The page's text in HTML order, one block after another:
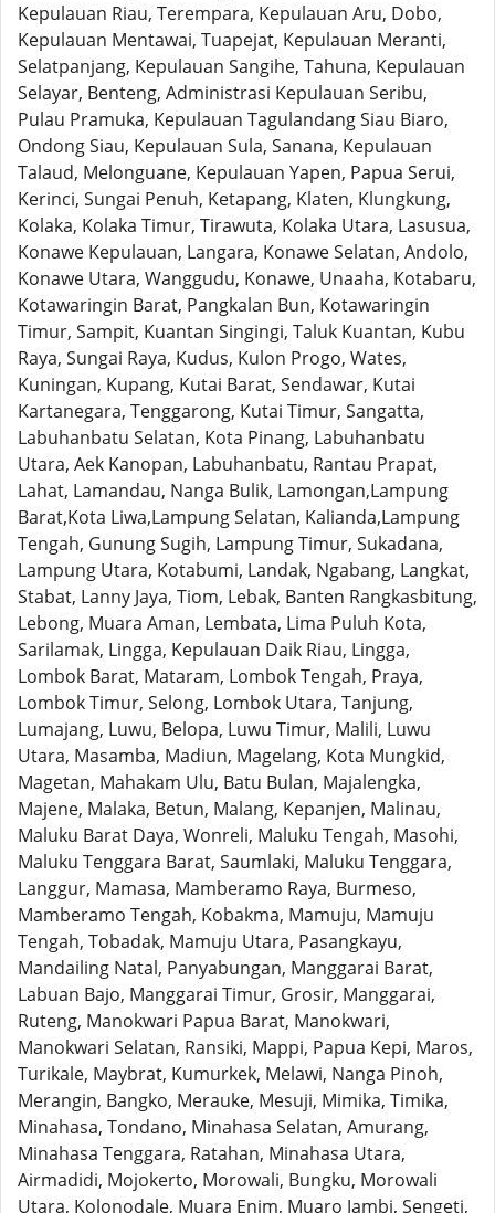
Kepulauan Riau, Terempara, Kepulauan Aru, Dobo,
Kepulauan Mentawai, Tuapejat, Kepulauan Meranti,
Selatpanjang, Kepulauan Sangihe, Tahuna, Kepulauan
Selayar, Benteng, Administrasi Kepulauan Seribu,
Pulau Pramuka, Kepulauan Tagulandang Siau Biaro,
Ondong Siau, Kepulauan Sula, Sanana, Kepulauan
Talaud, Melonguane, Kepulauan Yapen, Papua Serui,
Kerinci, Sungai Penuh, Ketapang, Klaten, Klungkung,
Kolaka, Kolaka Timur, Tirawuta, Kolaka Utara, Lasusua,
Konawe Kepulauan, Langara, Konawe Selatan, Andolo,
Konawe Utara, Wanggudu, Konawe, Unaaha, Kotabaru,
Kotawaringin Barat, Pangkalan Bun, Kotawaringin
Timur, Sampit, Kuantan Singingi, Taluk Kuantan, Kubu
Raya, Sungai Raya, Kudus, Kulon Progo, Wates,
Kuningan, Kupang, Kutai Barat, Sendawar, Kutai
Kartanegara, Tenggarong, Kutai Timur, Sangatta,
Labuhanbatu Selatan, Kota Pinang, Labuhanbatu
Utara, Aek Kanopan, Labuhanbatu, Rantau Prapat,
Lahat, Lamandau, Nanga Bulik, Lamongan,Lampung
Barat,Kota Liwa,Lampung Selatan, Kalianda,Lampung
Tengah, Gunung Sugih, Lampung Timur, Sukadana,
Lampung Utara, Kotabumi, Landak, Ngabang, Langkat,
Stabat, Lanny Jaya, Tiom, Lebak, Banten Rangkasbitung,
Lebong, Muara Aman, Lembata, Lima Puluh Kota,
Sarilamak, Lingga, Kepulauan Daik Riau, Lingga,
Lombok Barat, Mataram, Lombok Tengah, Praya,
Lombok Timur, Selong, Lombok Utara, Tanjung,
Lumajang, Luwu, Belopa, Luwu Timur, Malili, Luwu
Utara, Masamba, Madiun, Magelang, Kota Mungkid,
Magetan, Mahakam Ulu, Batu Bulan, Majalengka,
Majene, Malaka, Betun, Malang, Kepanjen, Malinau,
Maluku Barat Daya, Wonreli, Maluku Tengah, Masohi,
Maluku Tenggara Barat, Saumlaki, Maluku Tenggara,
Langgur, Mamasa, Mamberamo Raya, Burmeso,
Mamberamo Tengah, Kobakma, Mamuju, Mamuju
Tengah, Tobadak, Mamuju Utara, Pasangkayu,
Mandailing Natal, Panyabungan, Manggarai Barat,
Labuan Bajo, Manggarai Timur, Grosir, Manggarai,
Ruteng, Manokwari Papua Barat, Manokwari,
Manokwari Selatan, Ransiki, Mappi, Papua Kepi, Maros,
Turikale, Maybrat, Kumurkek, Melawi, Nanga Pinoh,
Merangin, Bangko, Merauke, Mesuji, Mimika, Timika,
Minahasa, Tondano, Minahasa Selatan, Amurang,
Minahasa Tenggara, Ratahan, Minahasa Utara,
Airmadidi, Mojokerto, Morowali, Bungku, Morowali
Utara, Kolonodale, Muara Enim, Muaro Jambi, Sengeti,